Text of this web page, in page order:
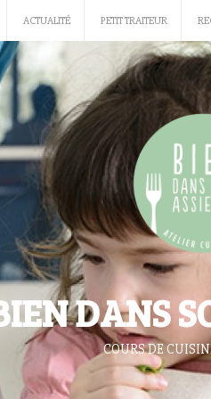
ACTUALITÉ PETIT TRAITEUR
DANS
COURS DE